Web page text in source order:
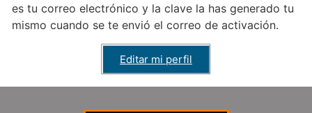
es tu correo electrónico y la clave la has generado tu
mismo cuando se te envió el correo de activación.
Editar mi perfil